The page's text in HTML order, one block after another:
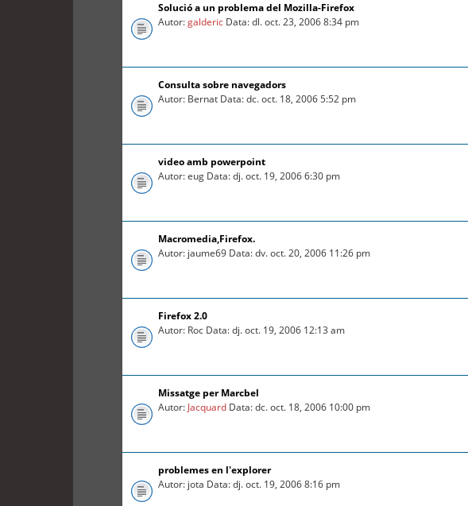
Solució a un problema del Mozilla-Firefox
Autor:galderic Data: dl. oct. 23, 2006 8:34 pm
Consulta sobre navegadors
Autor: Bernat Data: dc. oct. 18, 2006 5:52 pm
video amb powerpoint
Autor: eug Data: dj. oct. 19, 2006 6:30 pm
Macromedia,Firefox.
Autor: jaume69 Data: dv. oct. 20, 2006 11:26 pm
Firefox 2.0
Autor: Roc Data: dj. oct. 19, 2006 12:13 am
Missatge per Marcbel
Autor: Jacquard Data: dc. oct. 18, 2006 10:00 pm
problemes en l'explorer
Autor: jota Data: dj. oct. 19, 2006 8:16 pm